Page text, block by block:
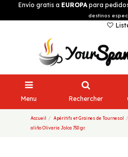
Envío gratis a EUROPApara
destinos
Menu Rechercher
Accueil Apéritifs et Graines de Tournesol
aliño Olivaria Jolca 750 gr.